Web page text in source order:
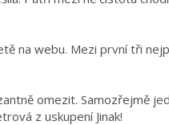
na webu. Mezi první tři
omezit. Samozřejmě
z uskupení Jinak!